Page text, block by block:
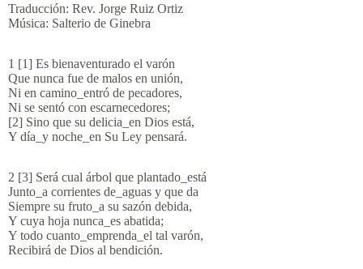
Traducción: Rev. Jorge Ruiz Ortiz
Música: Salterio de Ginebra
1 [1] Es bienaventurado el varón
Que nunca fue de malos en unión,
Ni en camino_entró de pecadores,
Ni se sentó con escarnecedores;
[2] Sino que su delicia_en Dios está,
Y día_y noche_en Su Ley pensará.
2 [3] Será cual árbol que plantado_está
Junto_a corrientes de_aguas y que da
Siempre su fruto_a su sazón debida,
Y cuya hoja nunca_es abatida;
Y todo cuanto_emprenda_el tal varón,
Recibirá de Dios al bendición.